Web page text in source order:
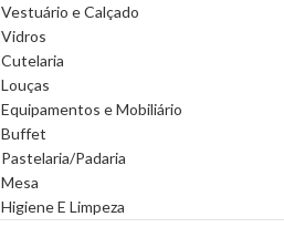
Vestuário e Calçado
Vidros
Cutelaria
Louças
Equipamentos e Mobiliário
Buffet
Pastelaria/Padaria
Mesa
Higiene E Limpeza